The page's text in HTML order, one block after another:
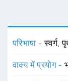
परिभाषा -स्वर्ग,
वाक्य में प्रयोग -